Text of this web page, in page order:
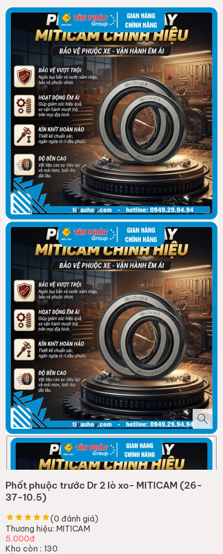
Phốt phuộc trước Dr 2 lò xo- MITICAM (26-
37-10.5)
(0 đánh giá)
Thương hiệu: MITICAM
5.000đ
Kho còn : 130